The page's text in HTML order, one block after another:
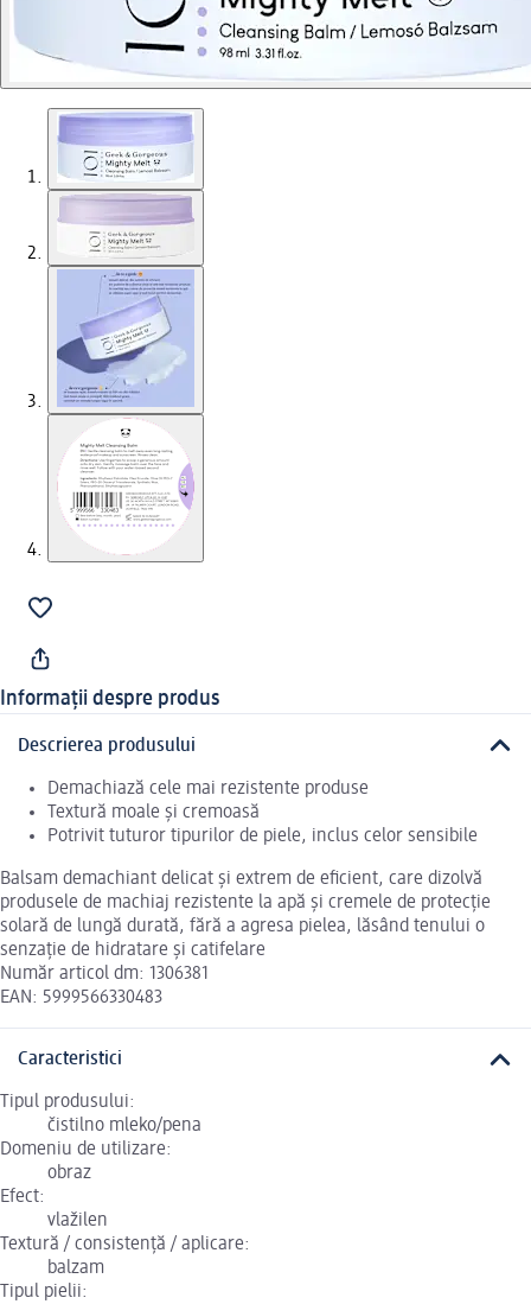
Informații despre produs
Descrierea produsului
Demachiază cele mai rezistente produse
Textură moale și cremoasă
Potrivit tuturor tipurilor de piele, inclus celor sensibile
Balsam demachiant delicat și extrem de eficient, care dizolvă
produsele de machiaj rezistente la apă și cremele de protecție
solară de lungă durată, fără a agresa pielea, lăsând tenului o
senzație de hidratare și catifelare
Număr articol dm: 1306381
EAN: 5999566330483
Caracteristici
Tipul produsului:
čistilno mleko/pena
Domeniu de utilizare:
obraz
Efect:
vlažilen
Textură / consistență / aplicare:
balzam
Tipul pielii: